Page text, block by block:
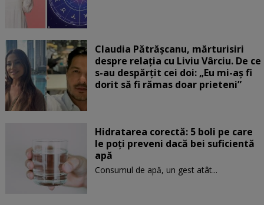
Claudia Pătrășcanu, mărturisiri
despre relația cu Liviu Vârciu. De ce
s-au despărțit cei doi: „Eu mi-aș fi
dorit să fi rămas doar prieteni”
Hidratarea corectă: 5 boli pe care
le poți preveni dacă bei suficientă
apă
Consumul de apă, un gest atât...